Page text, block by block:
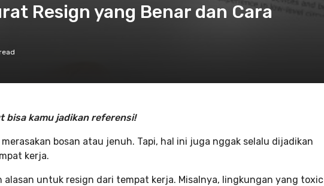
Resign yang Benar dan Cara
bisa kamu jadikan referensi!
bosan atau jenuh. Tapi, hal ini juga nggak selalu dijadikan
kerja.
alasan untuk resign dari tempat kerja. Misalnya, lingkungan yang toxic